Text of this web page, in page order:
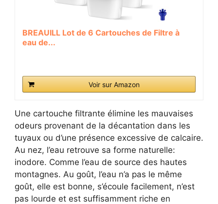
BREAUILL Lot de 6 Cartouches de Filtre à
eau de...
Voir sur Amazon
Une cartouche filtrante élimine les mauvaises
odeurs provenant de la décantation dans les
tuyaux ou d’une présence excessive de calcaire.
Au nez, l’eau retrouve sa forme naturelle:
inodore. Comme l’eau de source des hautes
montagnes. Au goût, l’eau n’a pas le même
goût, elle est bonne, s’écoule facilement, n’est
pas lourde et est suffisamment riche en